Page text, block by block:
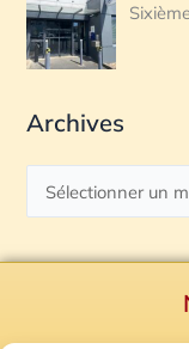
Archives